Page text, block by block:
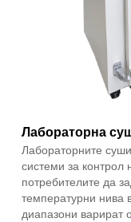
Лабораторна
Лабораторните
системи за контрол
потребителите да
температурни нива
диапазони варират